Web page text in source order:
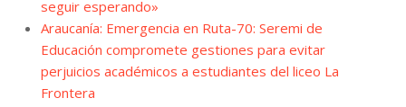
seguir esperando»
Araucanía: Emergencia en Ruta-70: Seremi de
Educación compromete gestiones para evitar
perjuicios académicos a estudiantes del liceo La
Frontera